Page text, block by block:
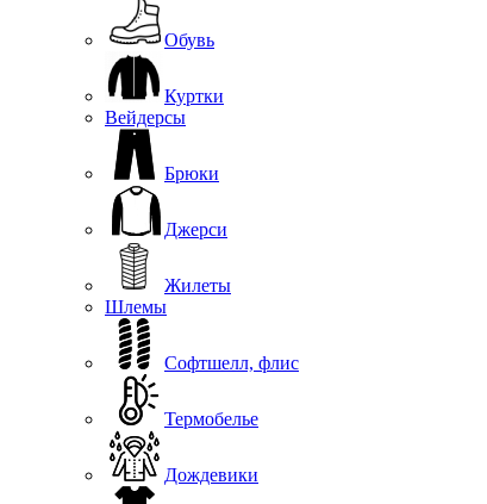
Обувь
Куртки
Вейдерсы
Брюки
Джерси
Жилеты
Шлемы
Софтшелл, флис
Термобелье
Дождевики